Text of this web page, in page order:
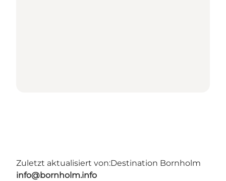
Zuletzt aktualisiert von:Destination Bornholm
info@bornholm.info